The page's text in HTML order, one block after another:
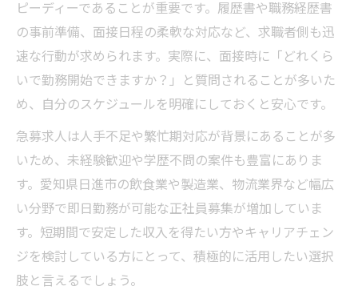
ピーディーであることが重要です。履歴書や職務経歴書
の事前準備、面接日程の柔軟な対応など、求職者側も迅
速な行動が求められます。実際に、面接時に「どれくら
いで勤務開始できますか？」と質問されることが多いた
め、自分のスケジュールを明確にしておくと安心です。
急募求人は人手不足や繁忙期対応が背景にあることが多
いため、未経験歓迎や学歴不問の案件も豊富にありま
す。愛知県日進市の飲食業や製造業、物流業界など幅広
い分野で即日勤務が可能な正社員募集が増加していま
す。短期間で安定した収入を得たい方やキャリアチェン
ジを検討している方にとって、積極的に活用したい選択
肢と言えるでしょう。